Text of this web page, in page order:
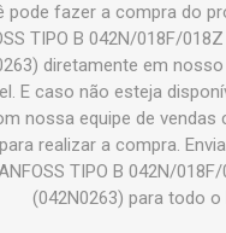
pode fazer a compra do
TIPO B 042N/018F/
diretamente em
E caso não esteja
nossa equipe de vendas
realizar a compra.
TIPO B 042N/
(042N0263) para todo o